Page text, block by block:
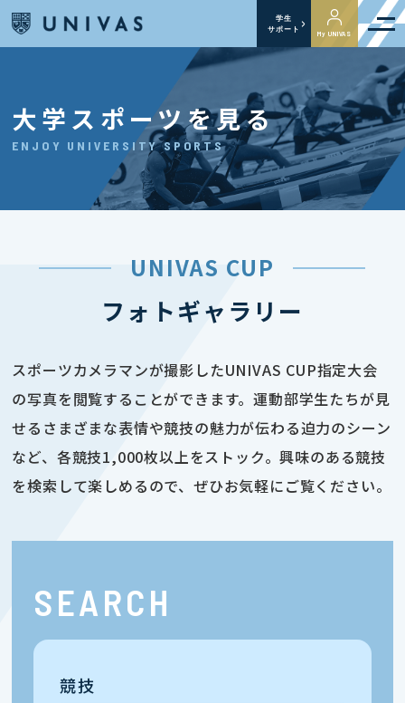
学生
サポート
My UNIVAS
大学スポーツを見る
ENJOY UNIVERSITY SPORTS
UNIVAS CUP
フォトギャラリー
スポーツカメラマンが撮影したUNIVAS CUP指定大会
の写真を閲覧することができます。運動部学生たちが見
せるさまざまな表情や競技の魅力が伝わる迫力のシーン
など、各競技1,000枚以上をストック。興味のある競技
を検索して楽しめるので、ぜひお気軽にご覧ください。
SEARCH
競技